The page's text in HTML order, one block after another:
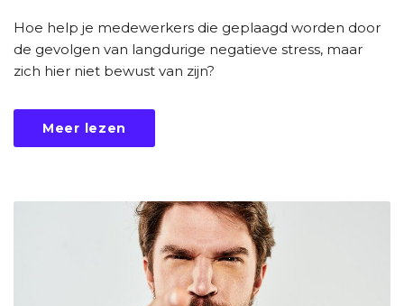
Hoe help je medewerkers die geplaagd worden door
de gevolgen van langdurige negatieve stress, maar
zich hier niet bewust van zijn?
Meer lezen